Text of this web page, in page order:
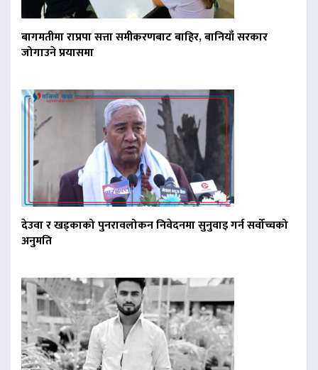
बागमतीमा राप्रपा सत्ता समीकरणबाट बाहिर, बानियाँ सरकार
जोगाउने प्रयासमा
देउवा र खड्काको पुनरावलोकन निवेदनमा सुनुवाइ गर्न सर्वोच्चको
अनुमति